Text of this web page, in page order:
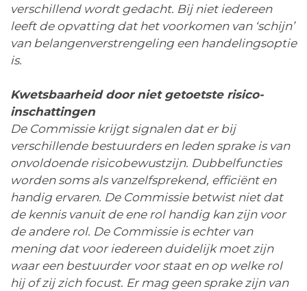
verschillend wordt gedacht. Bij niet iedereen
leeft de opvatting dat het voorkomen van ‘schijn’
van belangenverstrengeling een handelingsoptie
is.
Kwetsbaarheid door niet getoetste risico-
inschattingen
De Commissie krijgt signalen dat er bij
verschillende bestuurders en leden sprake is van
onvoldoende risicobewustzijn. Dubbelfuncties
worden soms als vanzelfsprekend, efficiënt en
handig ervaren. De Commissie betwist niet dat
de kennis vanuit de ene rol handig kan zijn voor
de andere rol. De Commissie is echter van
mening dat voor iedereen duidelijk moet zijn
waar een bestuurder voor staat en op welke rol
hij of zij zich focust. Er mag geen sprake zijn van